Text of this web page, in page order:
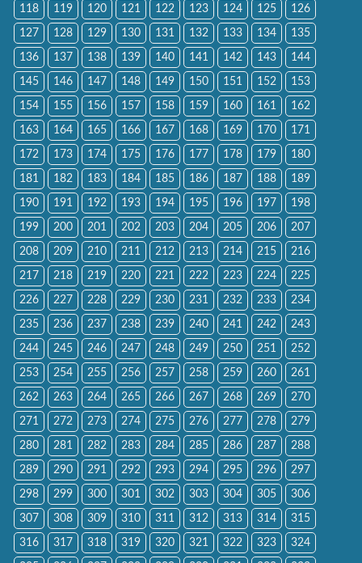
118 119 120 121 122 123 124 125 126
127 128 129 130 131 132 133 134 135
136 137 138 139 140 141 142 143 144
145 146 147 148 149 150 151 152 153
154 155 156 157 158 159 160 161 162
163 164 165 166 167 168 169 170 171
172 173 174 175 176 177 178 179 180
181 182 183 184 185 186 187 188 189
190 191 192 193 194 195 196 197 198
199 200 201 202 203 204 205 206 207
208 209 210 211 212 213 214 215 216
217 218 219 220 221 222 223 224 225
226 227 228 229 230 231 232 233 234
235 236 237 238 239 240 241 242 243
244 245 246 247 248 249 250 251 252
253 254 255 256 257 258 259 260 261
262 263 264 265 266 267 268 269 270
271 272 273 274 275 276 277 278 279
280 281 282 283 284 285 286 287 288
289 290 291 292 293 294 295 296 297
298 299 300 301 302 303 304 305 306
307 308 309 310 311 312 313 314 315
316 317 318 319 320 321 322 323 324